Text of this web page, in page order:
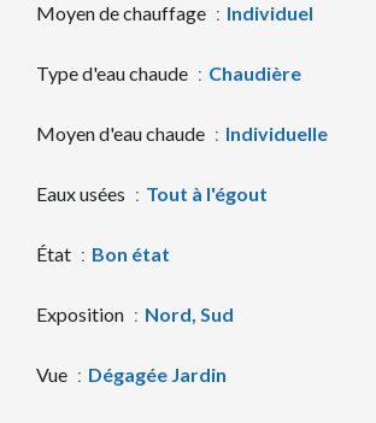
Moyen de chauffage Individuel
Type d'eau chaude Chaudière
Moyen d'eau chaude Individuelle
Eaux usées Tout à l'égout
État Bon état
Exposition Nord, Sud
Vue Dégagée Jardin